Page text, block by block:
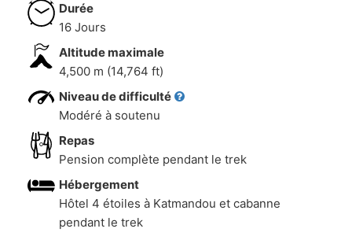
Durée
16 Jours
Altitude maximale
4,500 m (14,764 ft)
Niveau de difficulté
Modéré à soutenu
Repas
Pension complète pendant le trek
Hébergement
Hôtel 4 étoiles à Katmandou et cabanne
pendant le trek